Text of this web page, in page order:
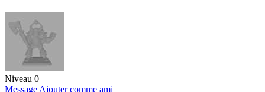
Niveau 0
Message Ajouter comme ami